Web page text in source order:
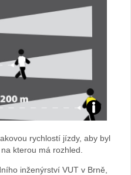
Foto:
archiv
webu
rychlostí jízdy, aby byl
kterou má rozhled.
inženýrství VUT v Brně,